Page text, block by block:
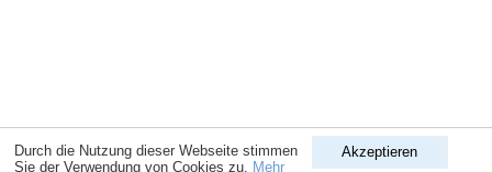
Akzeptieren
Durch die Nutzung dieser Webseite stimmen
Sie der Verwendung von Cookies zu. Mehr